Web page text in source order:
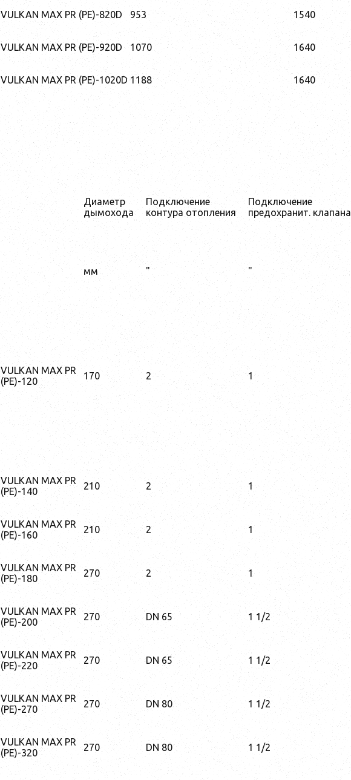
VULKAN MAX PR (PE)-820D 953 1540
VULKAN MAX PR (PE)-920D 1070 1640
VULKAN MAX PR (PE)-1020D 1188 1640
Диаметр
дымохода
Подключение
контура отопления
Подключение
предохранит. клапана
мм " "
VULKAN MAX PR
(PE)-120
170 2 1
VULKAN MAX PR
(PE)-140
210 2 1
VULKAN MAX PR
(PE)-160
210 2 1
VULKAN MAX PR
(PE)-180
270 2 1
VULKAN MAX PR
(PE)-200
270 DN 65 1 1/2
VULKAN MAX PR
(PE)-220
270 DN 65 1 1/2
VULKAN MAX PR
(PE)-270
270 DN 80 1 1/2
VULKAN MAX PR
(PE)-320
270 DN 80 1 1/2